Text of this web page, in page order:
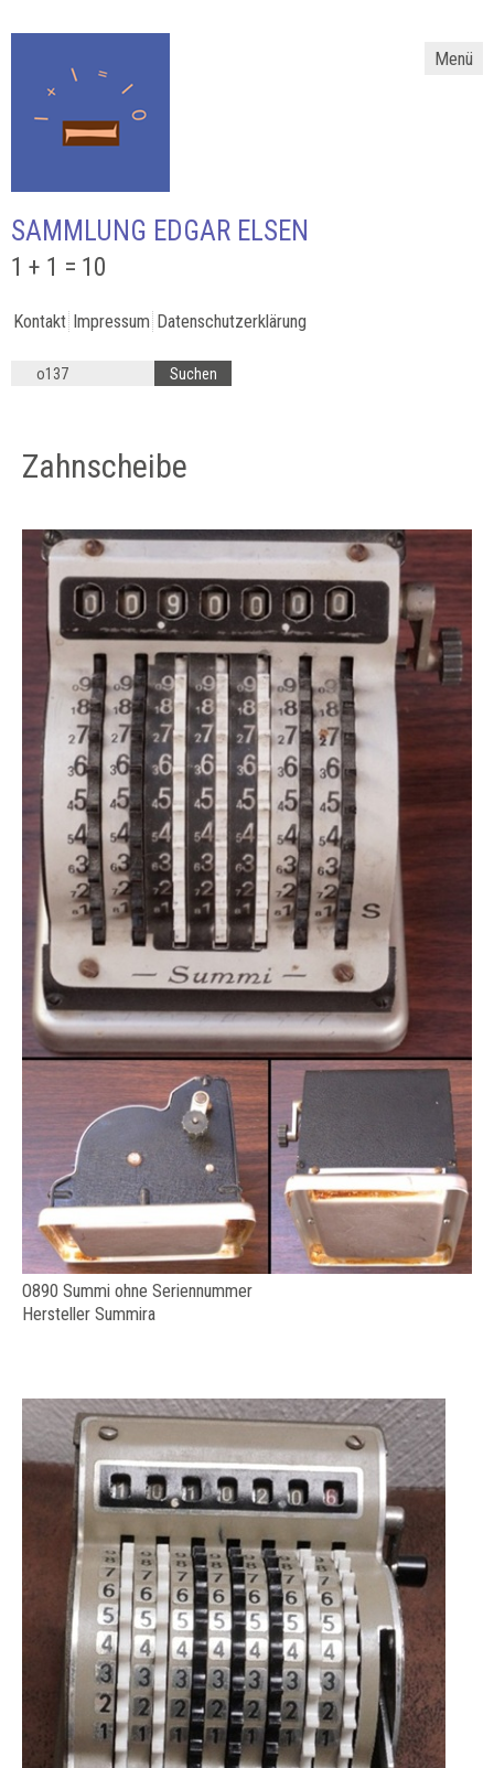
Menü
SAMMLUNG EDGAR ELSEN
1 + 1 = 10
Kontakt Impressum Datenschutzerklärung
Zahnscheibe
O890 Summi ohne Seriennummer
Hersteller Summira